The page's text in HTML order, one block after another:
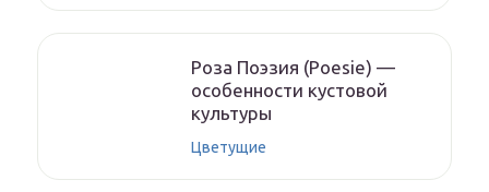
Роза Поэзия (Poesie) —
особенности кустовой
культуры
Цветущие